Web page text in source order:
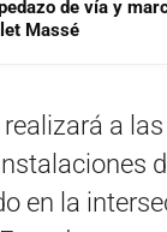
de vía y
Massé
a
en la